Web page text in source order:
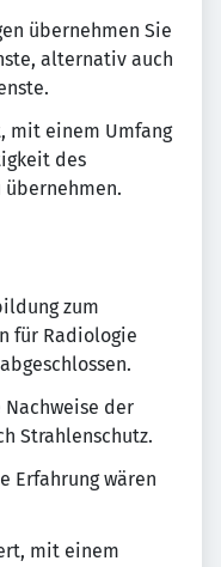
übernehmen Sie
alternativ auch
mit einem Umfang
des
zum
für Radiologie
der
Strahlenschutz.
Erfahrung wären
mit einem